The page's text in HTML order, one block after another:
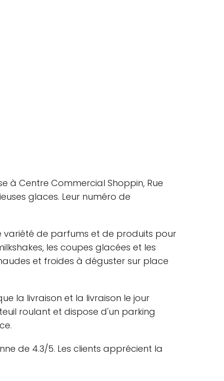
à Centre Commercial Shoppin, Rue
glaces. Leur numéro de
variété de parfums et de produits pour
les coupes glacées et les
et froides à déguster sur place
la livraison et la livraison le jour
roulant et dispose d'un parking
de 4.3/5. Les clients apprécient la